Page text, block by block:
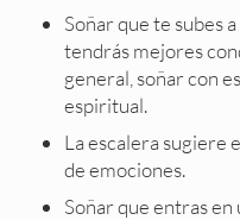
Soñar que te subes
tendrás mejores
general, soñar con
espiritual.
La escalera sugiere
de emociones.
Soñar que entras en